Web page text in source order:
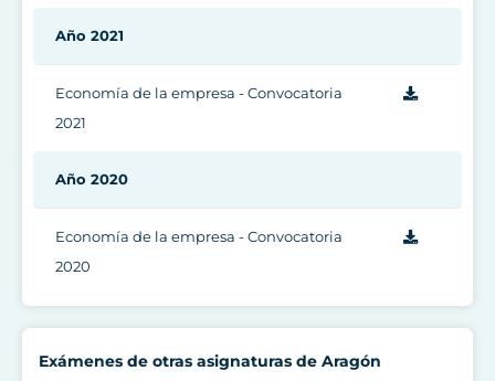
Exámenes de otras asignaturas de Aragón
Año 2021
Economía de la empresa - Convocatoria
2021
Año 2020
Economía de la empresa - Convocatoria
2020